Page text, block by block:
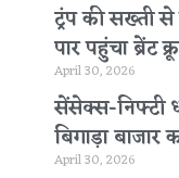
ट्रंप की सख्ती
पार पहुंचा ब्रेंट
April 30, 2026
सेंसेक्स-निफ्टी
बिगाड़ा बाजार
April 30, 2026